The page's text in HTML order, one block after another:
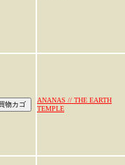
ANANAS // THE EARTH
TEMPLE